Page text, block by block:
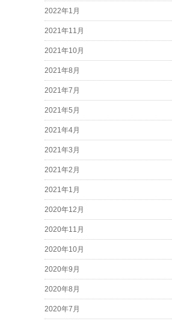
2022年1月
2021年11月
2021年10月
2021年8月
2021年7月
2021年5月
2021年4月
2021年3月
2021年2月
2021年1月
2020年12月
2020年11月
2020年10月
2020年9月
2020年8月
2020年7月